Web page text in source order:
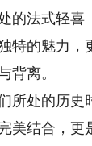
的法式轻喜
特的魅力，
背离。
所处的历史
美结合，更